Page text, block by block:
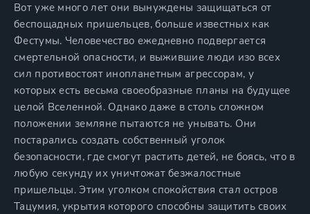
Вот уже много лет они вынуждены защищаться от
беспощадных пришельцев, больше известных как
Фестумы. Человечество ежедневно подвергается
смертельной опасности, и выжившие люди изо всех
сил противостоят инопланетным агрессорам, у
которых есть весьма своеобразные планы на будущее
целой Вселенной. Однако даже в столь сложном
положении земляне пытаются не унывать. Они
постарались создать собственный уголок
безопасности, где смогут растить детей, не боясь, что в
любую секунду их уничтожат безжалостные
пришельцы. Этим уголком спокойствия стал остров
Тацумия, укрытия которого способны защитить своих